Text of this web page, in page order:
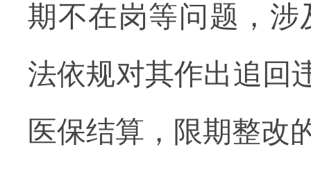
期不在岗等问题，涉
法依规对其作出追回
医保结算，限期整改